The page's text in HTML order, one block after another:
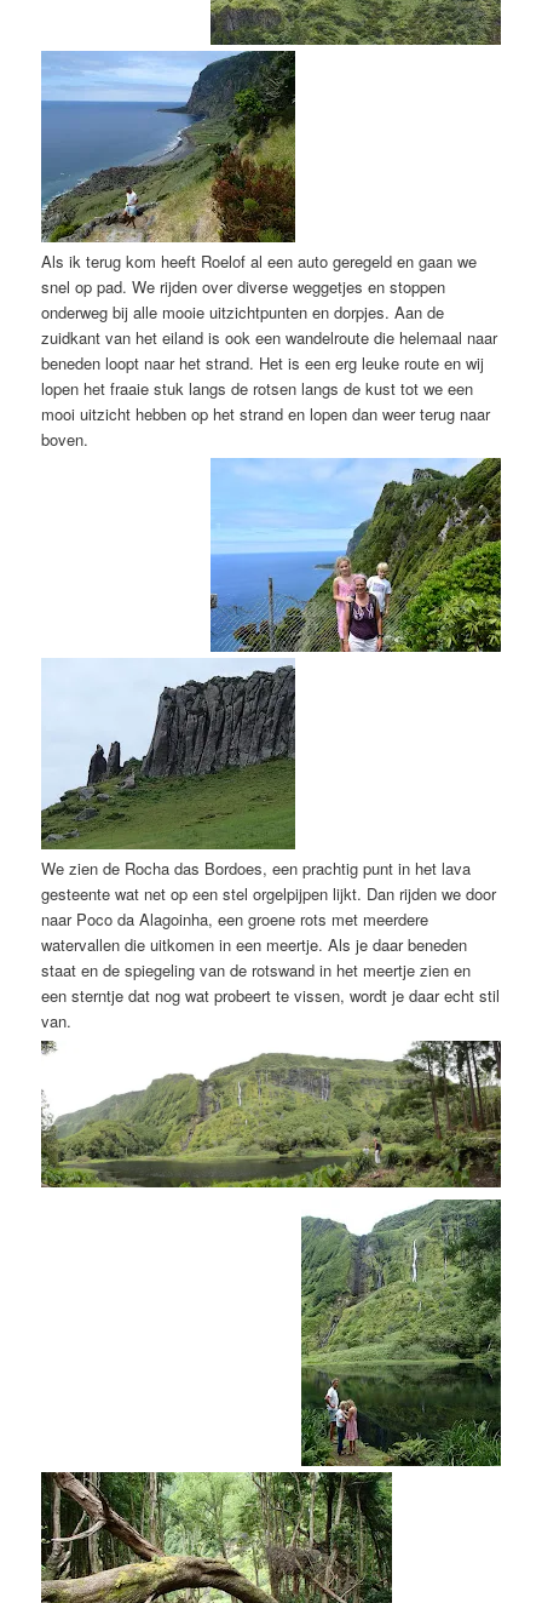
Als ik terug kom heeft Roelof al een auto geregeld en gaan we
snel op pad. We rijden over diverse weggetjes en stoppen
onderweg bij alle mooie uitzichtpunten en dorpjes. Aan de
zuidkant van het eiland is ook een wandelroute die helemaal naar
beneden loopt naar het strand. Het is een erg leuke route en wij
lopen het fraaie stuk langs de rotsen langs de kust tot we een
mooi uitzicht hebben op het strand en lopen dan weer terug naar
boven.
We zien de Rocha das Bordoes, een prachtig punt in het lava
gesteente wat net op een stel orgelpijpen lijkt. Dan rijden we door
naar Poco da Alagoinha, een groene rots met meerdere
watervallen die uitkomen in een meertje. Als je daar beneden
staat en de spiegeling van de rotswand in het meertje zien en
een sterntje dat nog wat probeert te vissen, wordt je daar echt stil
van.